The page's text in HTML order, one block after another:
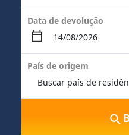
Data de devolução
País de origem